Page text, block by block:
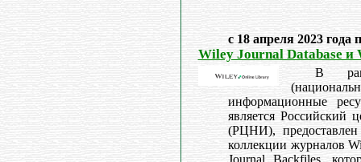
с 18 апреля 2023 года
Wiley Journal Database и
В
информационные
является Российский
(РЦНИ), предоставлен
коллекции журналов
Journal Backfiles,